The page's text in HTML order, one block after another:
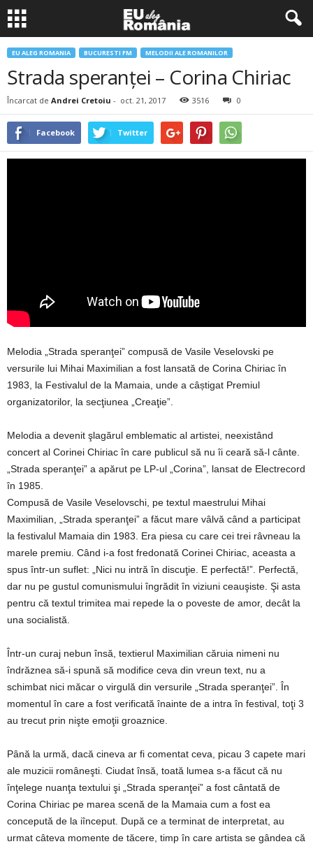
EU ALEG ROMANIA BUCURESTI FM MELODII ALE ROMANILOR
Strada speranței – Corina Chiriac
Încarcat de Andrei Cretoiu - oct. 21, 2017 3516 0
Facebook Twitter
Melodia „Strada speranţei” compusă de Vasile Veselovski pe
versurile lui Mihai Maximilian a fost lansată de Corina Chiriac în
1983, la Festivalul de la Mamaia, unde a câștigat Premiul
organizatorilor, la secţiunea „Creaţie”.
Melodia a devenit şlagărul emblematic al artistei, neexistând
concert al Corinei Chiriac în care publicul să nu îi ceară să-l cânte.
„Strada speranţei” a apărut pe LP-ul „Corina”, lansat de Electrecord
în 1985.
Compusă de Vasile Veselovschi, pe textul maestrului Mihai
Maximilian, „Strada speranţei” a făcut mare vâlvă când a participat
la festivalul Mamaia din 1983. Era piesa cu care cei trei râvneau la
marele premiu. Când i-a fost fredonată Corinei Chiriac, aceasta a
spus într-un suflet: „Nici nu intră în discuţie. E perfectă!”. Perfectă,
dar nu pe gustul comunismului îngrădit în viziuni ceauşiste. Şi asta
pentru că textul trimitea mai repede la o poveste de amor, decât la
una socialistă.
Într-un curaj nebun însă, textierul Maximilian căruia nimeni nu
îndrăznea să-i spună să modifice ceva din vreun text, nu a
schimbat nici măcar o virgulă din versurile „Strada speranţei”. În
momentul în care a fost verificată înainte de a intra în festival, toţi 3
au trecut prin nişte emoţii groaznice.
Până la urmă, dacă cineva ar fi comentat ceva, picau 3 capete mari
ale muzicii româneşti. Ciudat însă, toată lumea s-a făcut că nu
înţelege nuanţa textului şi „Strada speranţei” a fost cântată de
Corina Chiriac pe marea scenă de la Mamaia cum a fost ea
concepută de la iînceput. După ce a terminat de interpretat, au
urmat câteva momente de tăcere, timp în care artista se gândea că